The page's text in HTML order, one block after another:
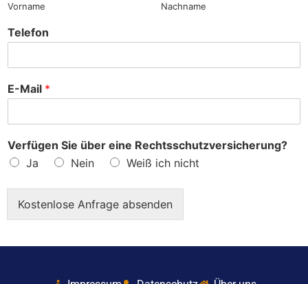
Vorname Nachname
Telefon
E-Mail *
Verfügen Sie über eine Rechtsschutzversicherung?
Ja
Nein Weiß ich nicht
Kostenlose Anfrage absenden